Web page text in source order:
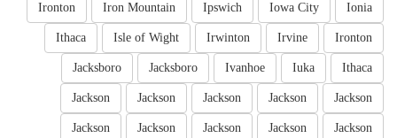
Ionia
Iowa City
Ipswich
Iron Mountain
Ironton
Ironton
Irvine
Irwinton
Isle of Wight
Ithaca
Ithaca
Iuka
Ivanhoe
Jacksboro
Jacksboro
Jackson
Jackson
Jackson
Jackson
Jackson
Jackson
Jackson
Jackson
Jackson
Jackson